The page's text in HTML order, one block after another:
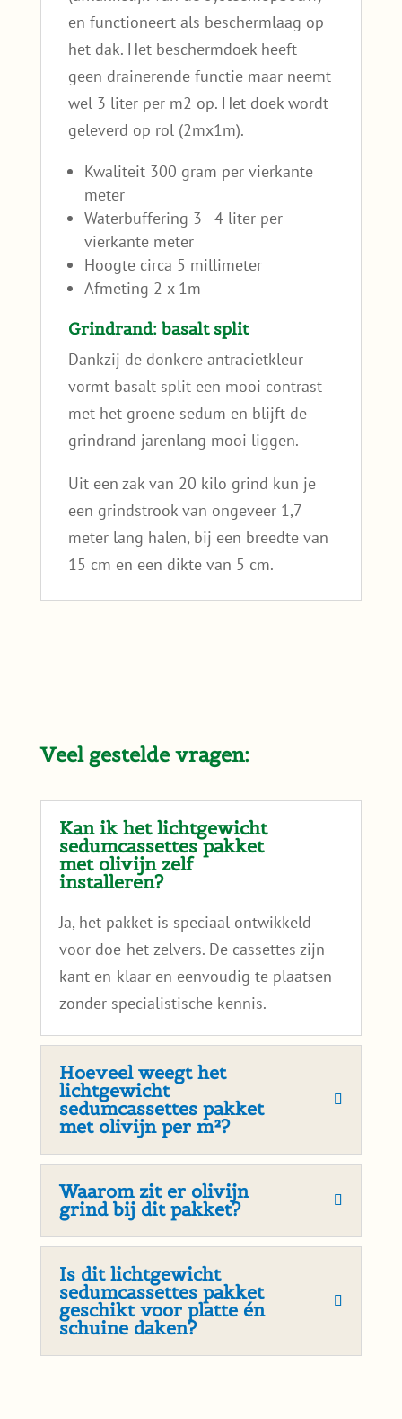
en functioneert als beschermlaag op
het dak. Het beschermdoek heeft
geen drainerende functie maar neemt
wel 3 liter per m2 op. Het doek wordt
geleverd op rol (2mx1m).
Kwaliteit 300 gram per vierkante
meter
Waterbuffering 3 - 4 liter per
vierkante meter
Hoogte circa 5 millimeter
Afmeting 2 x 1m
Grindrand: basalt split
Dankzij de donkere antracietkleur
vormt basalt split een mooi contrast
met het groene sedum en blijft de
grindrand jarenlang mooi liggen.
Uit een zak van 20 kilo grind kun je
een grindstrook van ongeveer 1,7
meter lang halen, bij een breedte van
15 cm en een dikte van 5 cm.
Veel gestelde vragen:
Kan ik het lichtgewicht
sedumcassettes pakket
met olivijn zelf
installeren?
Ja, het pakket is speciaal ontwikkeld
voor doe-het-zelvers. De cassettes zijn
kant-en-klaar en eenvoudig te plaatsen
zonder specialistische kennis.
Hoeveel weegt het
lichtgewicht
sedumcassettes pakket
met olivijn per m²?
Waarom zit er olivijn
grind bij dit pakket?
Is dit lichtgewicht
sedumcassettes pakket
geschikt voor platte én
schuine daken?